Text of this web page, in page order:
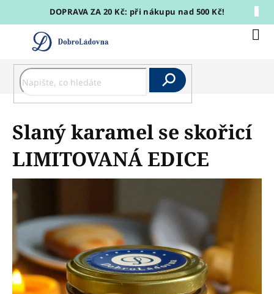
obsah
DOPRAVA ZA 20 Kč: při nákupu nad 500 Kč!
Hledat
Slaný karamel se skořicí
LIMITOVANÁ EDICE